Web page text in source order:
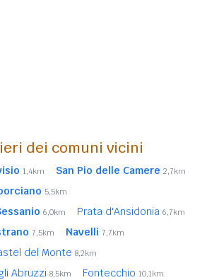
dei comuni vicini
1,4km San Pio delle Camere 2,7km
5,5km
6,0km Prata d'Ansidonia 6,7km
7,5km Navelli 7,7km
del Monte 8,2km
Abruzzi 8,5km Fontecchio 10,1km